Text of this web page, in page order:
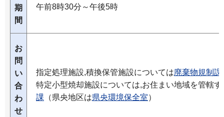
期
間
午前8時30分～午後5時
お
問
い
合
わ
せ
指定処理施設,積換保管施設については廃棄物規制課
特定小型焼却施設については,お住まい地域を管轄す
課 （県央地区は県央環境保全室）